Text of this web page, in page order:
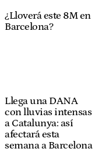
¿Lloverá este 8M en
Barcelona?
Llega una DANA
con lluvias intensas
a Catalunya: así
afectará esta
semana a Barcelona